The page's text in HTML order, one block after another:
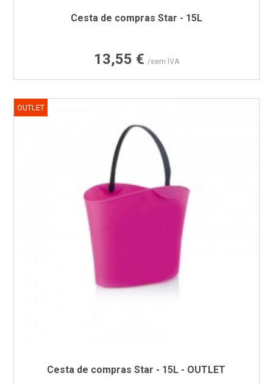
Cesta de compras Star - 15L
Preço
13,55 € /sem IVA
Cesta de compras Star - 15L - OUTLET
OUTLET